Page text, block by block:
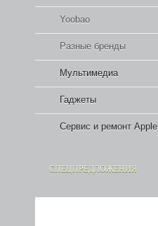
Yoobao
Разные бренды
Мультимедиа
Гаджеты
Сервис и ремонт Apple
СПЕЦПРЕДЛОЖЕНИЯ